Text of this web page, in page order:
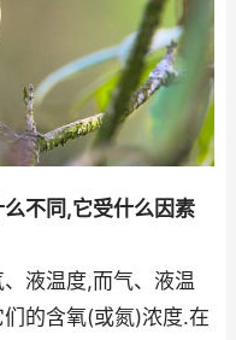
不同,它受什么因素
液温度,而气、液温
的含氧(或氮)浓度.在